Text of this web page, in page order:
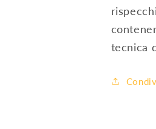
tecnica